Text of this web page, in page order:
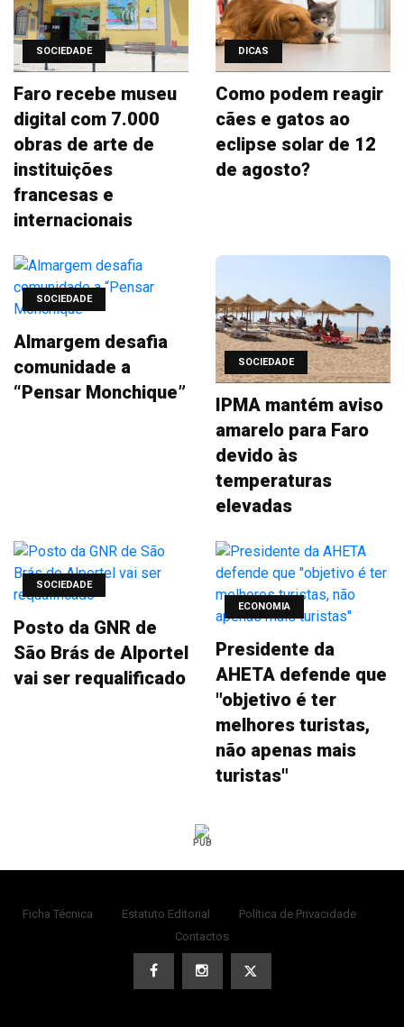
SOCIEDADE
Faro recebe museu
digital com 7.000
obras de arte de
instituições
francesas e
internacionais
DICAS
Como podem reagir
cães e gatos ao
eclipse solar de 12
de agosto?
SOCIEDADE
Almargem desafia
comunidade a
“Pensar Monchique”
SOCIEDADE
IPMA mantém aviso
amarelo para Faro
devido às
temperaturas
elevadas
SOCIEDADE
Posto da GNR de
São Brás de Alportel
vai ser requalificado
ECONOMIA
Presidente da
AHETA defende que
"objetivo é ter
melhores turistas,
não apenas mais
turistas"
PUB
Ficha Técnica Estatuto Editorial
Política de Privacidade
Contactos